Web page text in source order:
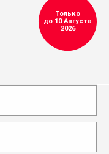
Только
до 10 Августа
2026